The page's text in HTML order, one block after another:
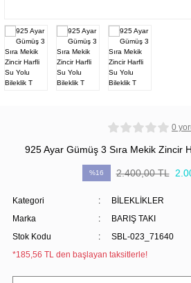
0
925 Ayar Gümüş 3 Sıra Mekik Zincir
%16 2.400,00 TL
Kategori
BİLEKLİKLER
Marka
BARIŞ TAKI
Stok Kodu
SBL-023_71640
*185,56 TL den başlayan taksitlerle!